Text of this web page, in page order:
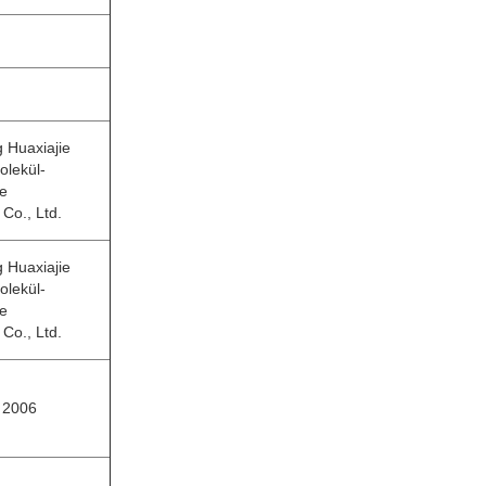
Huaxiajie
Ltd.
Huaxiajie
Ltd.